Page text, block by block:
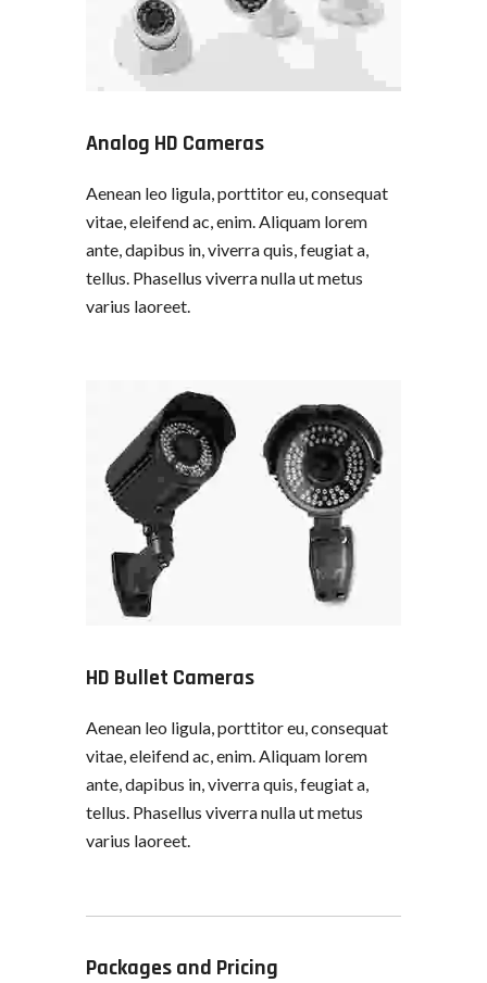
Analog HD Cameras
Aenean leo ligula, porttitor eu, consequat
vitae, eleifend ac, enim. Aliquam lorem
ante, dapibus in, viverra quis, feugiat a,
tellus. Phasellus viverra nulla ut metus
varius laoreet.
HD Bullet Cameras
Aenean leo ligula, porttitor eu, consequat
vitae, eleifend ac, enim. Aliquam lorem
ante, dapibus in, viverra quis, feugiat a,
tellus. Phasellus viverra nulla ut metus
varius laoreet.
Packages and Pricing